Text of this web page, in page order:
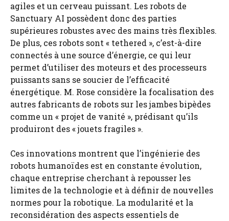
agiles et un cerveau puissant. Les robots de
Sanctuary AI possèdent donc des parties
supérieures robustes avec des mains très flexibles.
De plus, ces robots sont « tethered », c’est-à-dire
connectés à une source d’énergie, ce qui leur
permet d’utiliser des moteurs et des processeurs
puissants sans se soucier de l’efficacité
énergétique. M. Rose considère la focalisation des
autres fabricants de robots sur les jambes bipèdes
comme un « projet de vanité », prédisant qu’ils
produiront des « jouets fragiles ».
Ces innovations montrent que l’ingénierie des
robots humanoïdes est en constante évolution,
chaque entreprise cherchant à repousser les
limites de la technologie et à définir de nouvelles
normes pour la robotique. La modularité et la
reconsidération des aspects essentiels de